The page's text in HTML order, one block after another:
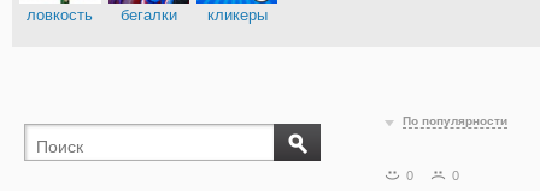
ловкость бегалки кликеры
По популярности
0 0